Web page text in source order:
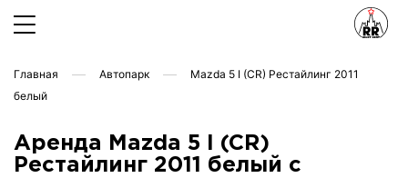
Главная Автопарк
Mazda 5 I (CR) Рестайлинг 2011
белый
Аренда Mazda 5 I (CR)
Рестайлинг 2011 белый с